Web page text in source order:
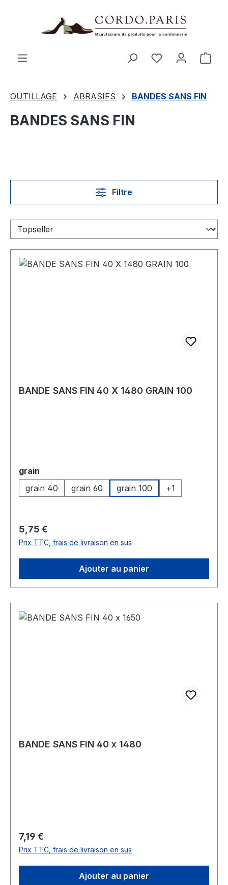
Le
OUTILLAGE ABRASIFS BANDES SANS FIN
BANDES SANS FIN
Filtre
BANDE SANS FIN 40 X 1480 GRAIN 100
Sélectionnez
grain
grain 40
grain 60 grain 100 +1
Prix régulier :
5,75 €
Prix TTC, frais de livraison en sus
Ajouter au panier
BANDE SANS FIN 40 x 1480
Prix régulier :
7,19 €
Prix TTC, frais de livraison en sus
Ajouter au panier